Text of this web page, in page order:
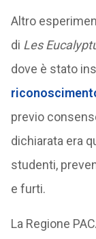
Altro
di Les
dove è stato
previo
dichiarata era
studenti,
e furti.
La Regione